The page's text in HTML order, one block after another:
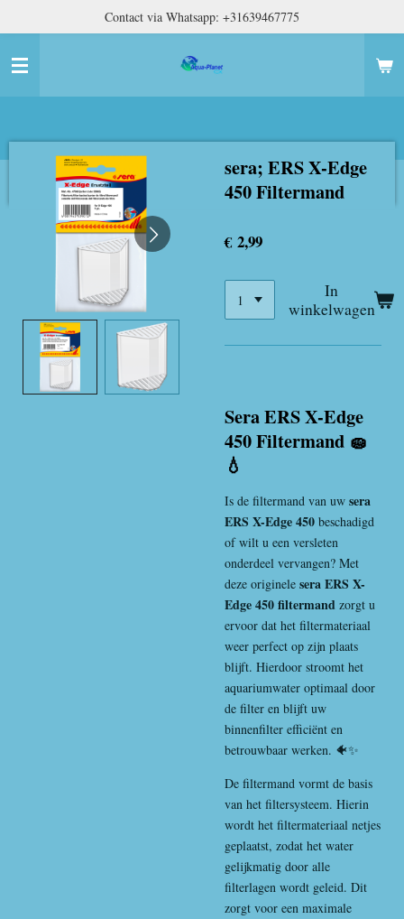
naar
hoofdinhoud
Contact via Whatsapp: +31639467775
sera; ERS X-Edge
450 Filtermand
€ 2,99
In
winkelwagen
Sera ERS X-Edge
450 Filtermand 🧽
💧
Is de filtermand van uw sera
ERS X-Edge 450 beschadigd
of wilt u een versleten
onderdeel vervangen? Met
deze originele sera ERS X-
Edge 450 filtermand zorgt u
ervoor dat het filtermateriaal
weer perfect op zijn plaats
blijft. Hierdoor stroomt het
aquariumwater optimaal door
de filter en blijft uw
binnenfilter efficiënt en
betrouwbaar werken. 🐠✨
De filtermand vormt de basis
van het filtersysteem. Hierin
wordt het filtermateriaal netjes
geplaatst, zodat het water
gelijkmatig door alle
filterlagen wordt geleid. Dit
zorgt voor een maximale